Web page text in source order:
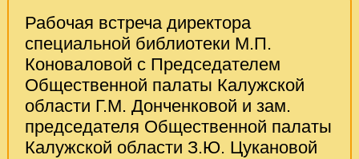
Рабочая встреча директора
специальной библиотеки М.П.
Коноваловой с Председателем
Общественной палаты Калужской
области Г.М. Донченковой и зам.
председателя Общественной палаты
Калужской области З.Ю. Цукановой